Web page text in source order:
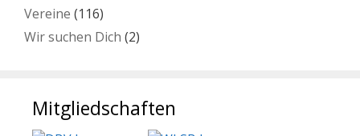
Vereine (116)
Wir suchen Dich (2)
Mitgliedschaften